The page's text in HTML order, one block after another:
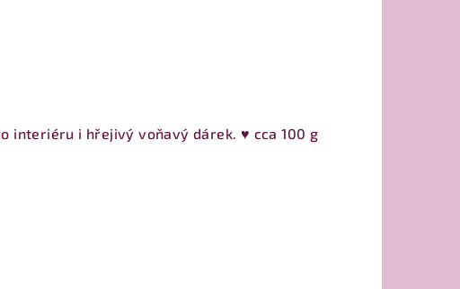
interiéru i hřejivý voňavý dárek. ♥ cca 100 g